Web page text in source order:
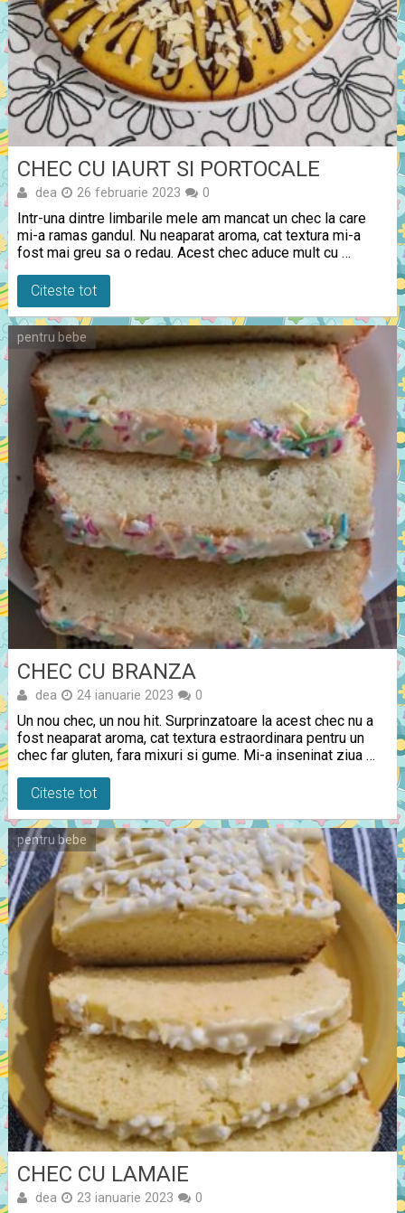
CHEC CU IAURT SI PORTOCALE
dea 26 februarie 2023 0
Intr-una dintre limbarile mele am mancat un chec la care
mi-a ramas gandul. Nu neaparat aroma, cat textura mi-a
fost mai greu sa o redau. Acest chec aduce mult cu …
Citeste tot
pentru bebe
CHEC CU BRANZA
dea 24 ianuarie 2023 0
Un nou chec, un nou hit. Surprinzatoare la acest chec nu a
fost neaparat aroma, cat textura estraordinara pentru un
chec far gluten, fara mixuri si gume. Mi-a inseninat ziua …
Citeste tot
pentru bebe
CHEC CU LAMAIE
dea 23 ianuarie 2023 0